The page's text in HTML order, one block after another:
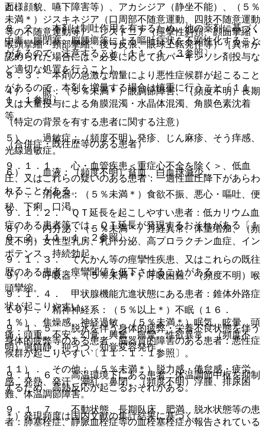
と。
８．２． 本剤は制吐作用を有するため、他の薬剤に基づく
中毒、腸閉塞、脳腫瘍等による嘔吐症状を不顕性化すること
があるので、注意すること〔１１．１．３参照〕。
８．３． 本剤の急激な増量により悪性症候群が起こること
があるので、本剤を増量する場合は慎重に行うこと〔１１．
１．１参照〕。
（特定の背景を有する患者に関する注意）
（合併症・既往歴等のある患者）
９．１．１． 心・血管疾患＜重症心不全を除く＞、低血
圧、又はこれらの疑いのある患者：一過性血圧降下があらわ
れることがある。
９．１．２． ＱＴ延長を起こしやすい患者：低カリウム血
症のある患者等では、ＱＴ延長が発現するおそれがある〔１
０．２、１１．１．２参照〕。
９．１．３． てんかん等の痙攣性疾患、又はこれらの既往
歴のある患者：痙攣閾値を低下させることがある。
９．１．４． 甲状腺機能亢進状態にある患者：錐体外路症
状が起こりやすい。
９．１．５． 脱水を伴う身体的疲弊・栄養不良状態を伴う
身体的疲弊等のある患者、脳器質的障害のある患者：悪性症
候群が起こりやすい〔１１．１．１参照〕。
９．１．６． 高温環境下にある患者：体温調節中枢を抑制
するため、高熱反応が起こるおそれがある。
９．１．７． 不動状態、長期臥床、肥満、脱水状態等の患
者：肺塞栓症、静脈血栓症等の血栓塞栓症が報告されている
面様顔貌、嚥下障害等）、アカシジア（静坐不能）、（５％
未満＊）ジスキネジア（口周部不随意運動、四肢不随意運動
等の不随意運動等）、ジストニア（痙攣性斜頸、顔面攣縮・
喉頭攣縮・頸部攣縮、後弓反張、眼球上転発作等）［異常が
認められた場合には、必要に応じて抗パーキンソン剤投与な
ど適切な処置を行うこと］。
４）． 眼：（５％未満＊）眼調節障害、（頻度不明）長期
又は大量投与による角膜混濁・水晶体混濁、角膜色素沈着
等。
５）． 過敏症：（頻度不明）発疹、じん麻疹、そう痒感、
光線過敏症。
６）． 血液：（頻度不明）貧血、白血球減少。
７）． 消化器：（５％未満＊）食欲不振、悪心・嘔吐、便
秘、下痢、口渇。
８）． 内分泌：（５％未満＊）月経異常、体重増加、（頻
度不明）女性型乳房、乳汁分泌、高プロラクチン血症、イン
ポテンス、持続勃起。
９）． 呼吸器：（５％未満＊）呼吸困難、（頻度不明）喉
頭攣縮。
１０）． 精神神経系：（５％以上＊）不眠（１６．
１％）、焦燥感、神経過敏、（５％未満＊）眠気、眩暈、頭
痛・頭重、不安、幻覚、興奮、痙攣、性欲異常、（頻度不
明）過鎮静、抑うつ、知覚変容発作。
１１）． その他：（５％未満＊）脱力感・倦怠感・疲労
感、発熱、発汗、潮紅、鼻閉、（頻度不明）浮腫、排尿困
難、体温調節障害。
＊）発現頻度は国内文献の集計結果に基づく。